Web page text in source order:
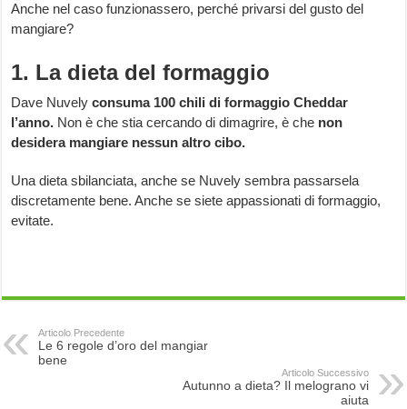
Anche nel caso funzionassero, perché privarsi del gusto del
mangiare?
1. La dieta del formaggio
Dave Nuvelyconsuma 100 chili di formaggio Cheddar
l’anno. Non è che stia cercando di dimagrire, è che non
desidera mangiare nessun altro cibo.
Una dieta sbilanciata, anche se Nuvely sembra passarsela
discretamente bene. Anche se siete appassionati di formaggio,
evitate.
Articolo Precedente
Le 6 regole d’oro del mangiar
bene
Articolo Successivo
Autunno a dieta? Il melograno vi
aiuta